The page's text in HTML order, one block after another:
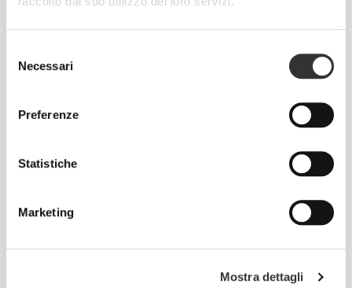
delNecessari
Preferenze
Statistiche
Marketing
Mostra dettagli
CHF 18.24 CHF 22.80
20%
Yogo Whey - High-Protein